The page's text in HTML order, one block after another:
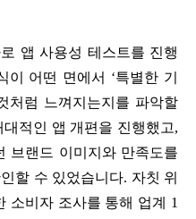
앱 사용성 테스트를 진행
어떤 면에서 ‘특별한 기
처럼 느껴지는지를 파악할
적인 앱 개편을 진행했고,
브랜드 이미지와 만족도를
할 수 있었습니다. 자칫 위
소비자 조사를 통해 업계 1